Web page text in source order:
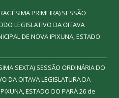
PRIMEIRA) SESSÃO
LEGISLATIVO DA OITAVA
DE NOVA IPIXUNA, ESTADO
SEXTA) SESSÃO ORDINÁRIA DO
DA OITAVA LEGISLATURA DA
ESTADO DO PARÁ26 de